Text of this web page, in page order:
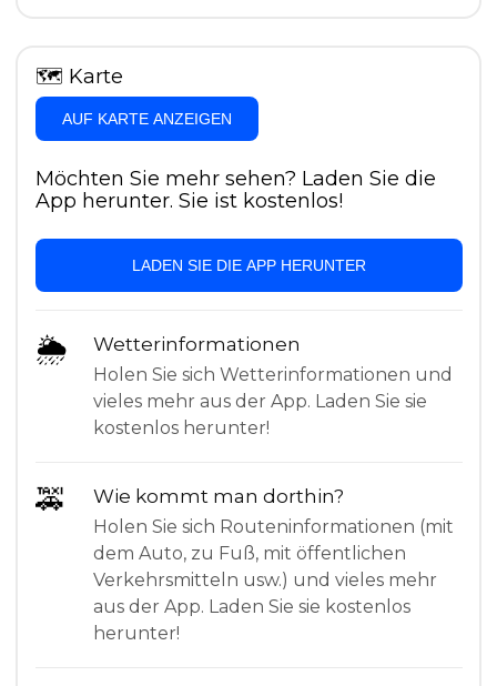
🗺 Karte
AUF KARTE ANZEIGEN
Möchten Sie mehr sehen? Laden Sie die
App herunter. Sie ist kostenlos!
LADEN SIE DIE APP HERUNTER
🌦 Wetterinformationen
Holen Sie sich Wetterinformationen und
vieles mehr aus der App. Laden Sie sie
kostenlos herunter!
🚕 Wie kommt man dorthin?
Holen Sie sich Routeninformationen (mit
dem Auto, zu Fuß, mit öffentlichen
Verkehrsmitteln usw.) und vieles mehr
aus der App. Laden Sie sie kostenlos
herunter!